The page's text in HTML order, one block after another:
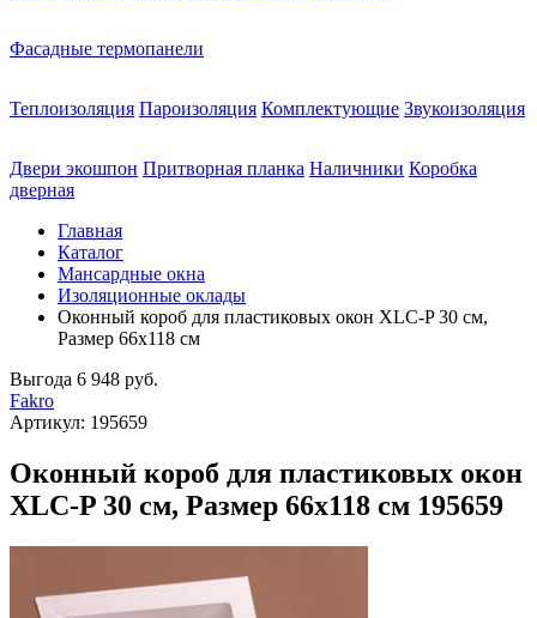
Фасадные термопанели
Теплоизоляция Пароизоляция Комплектующие Звукоизоляция
Двери экошпон Притворная планка Наличники Коробка
дверная
Главная
Каталог
Мансардные окна
Изоляционные оклады
Оконный короб для пластиковых окон XLC-P 30 см,
Размер 66х118 см
Выгода 6 948 руб.
Fakro
Артикул: 195659
Оконный короб для пластиковых окон
XLC-P 30 см, Размер 66х118 см 195659